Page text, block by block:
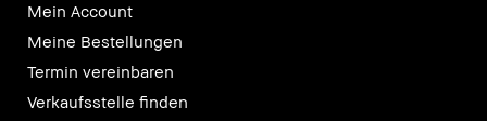
Mein Account
Meine Bestellungen
Termin vereinbaren
Verkaufsstelle finden